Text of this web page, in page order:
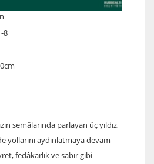
8
semâlarında parlayan üç yıldız,
yollarını aydınlatmaya devam
fedâkarlık ve sabır gibi